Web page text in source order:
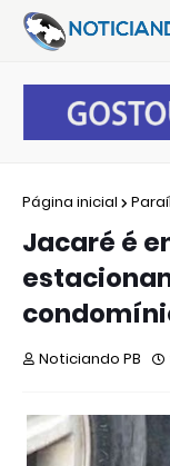
Página inicial
Jacaré é
Noticiando PB